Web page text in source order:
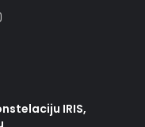
IRIS,